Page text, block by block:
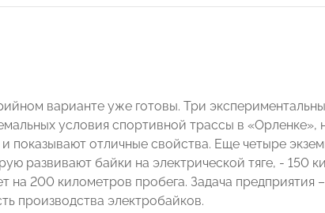
варианте уже готовы. Три
условия спортивной трассы в «Орленке»,
показывают отличные свойства. Еще четыре
развивают байки на электрической тяге, - 150
на 200 километров пробега. Задача предприятия
производства электробайков.